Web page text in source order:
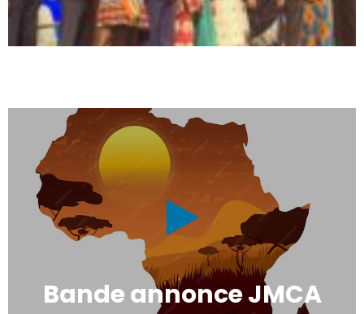
Bande annonce JMCA